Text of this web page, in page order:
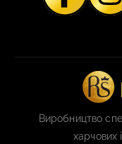
Виробництво
харчових